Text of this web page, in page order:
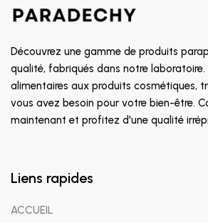
Découvrez une gamme de produits
qualité, fabriqués dans notre
alimentaires aux produits cosmétiques,
vous avez besoin pour votre bien-être.
maintenant et profitez d'une qualité
Liens rapides
ACCUEIL